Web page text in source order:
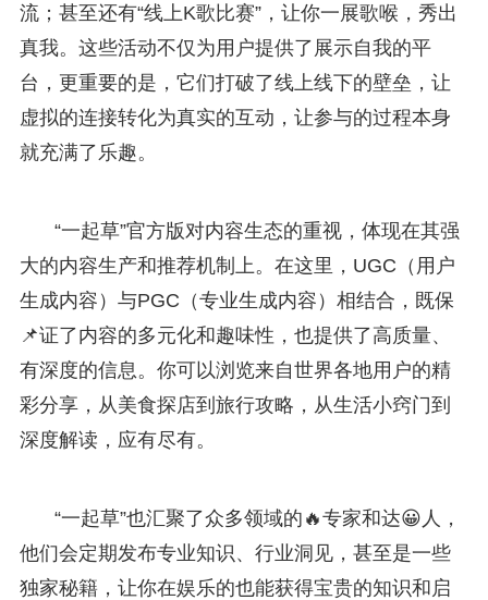
流；甚至还有“线上K歌比赛”，让你一展歌喉，秀出
真我。这些活动不仅为用户提供了展示自我的平
台，更重要的是，它们打破了线上线下的壁垒，让
虚拟的连接转化为真实的互动，让参与的过程本身
就充满了乐趣。
“一起草”官方版对内容生态的重视，体现在其强
大的内容生产和推荐机制上。在这里，UGC（用户
生成内容）与PGC（专业生成内容）相结合，既保
📌证了内容的多元化和趣味性，也提供了高质量、
有深度的信息。你可以浏览来自世界各地用户的精
彩分享，从美食探店到旅行攻略，从生活小窍门到
深度解读，应有尽有。
“一起草”也汇聚了众多领域的🔥专家和达😀人，
他们会定期发布专业知识、行业洞见，甚至是一些
独家秘籍，让你在娱乐的也能获得宝贵的知识和启